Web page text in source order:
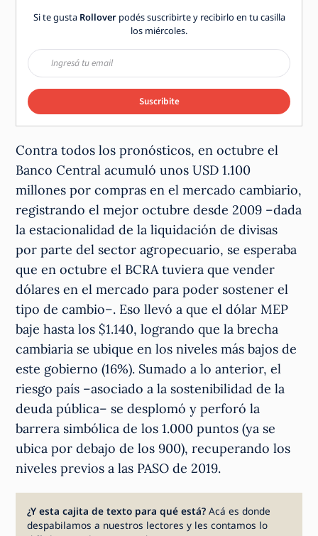
Si te gusta Rolloverpodés suscribirte y recibirlo en tu casilla
los miércoles.
Suscribite
Contra todos los pronósticos, en octubre el
Banco Central acumuló unos USD 1.100
millones por compras en el mercado cambiario,
registrando el mejor octubre desde 2009 –dada
la estacionalidad de la liquidación de divisas
por parte del sector agropecuario, se esperaba
que en octubre el BCRA tuviera que vender
dólares en el mercado para poder sostener el
tipo de cambio–. Eso llevó a que el dólar MEP
baje hasta los $1.140, logrando que la brecha
cambiaria se ubique en los niveles más bajos de
este gobierno (16%). Sumado a lo anterior, el
riesgo país –asociado a la sostenibilidad de la
deuda pública– se desplomó y perforó la
barrera simbólica de los 1.000 puntos (ya se
ubica por debajo de los 900), recuperando los
niveles previos a las PASO de 2019.
¿Y esta cajita de texto para qué está?Acá es donde
despabilamos a nuestros lectores y les contamos lo